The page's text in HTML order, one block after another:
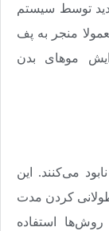
توسط سیستم
منجر به پف
موهای بدن
می‌کنند. این
کردن مدت
روش‌ها استفاده